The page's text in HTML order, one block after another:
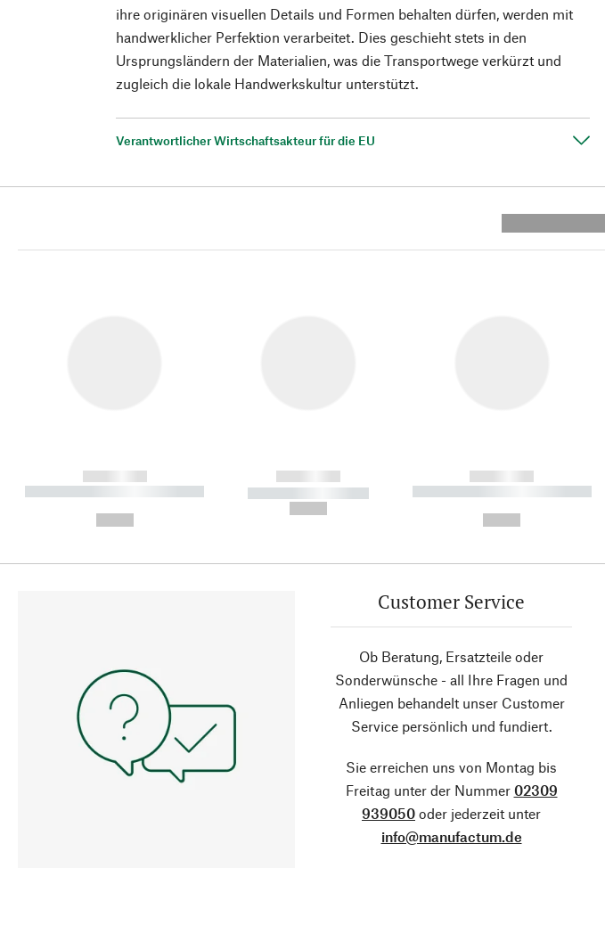
ihre originären visuellen Details und Formen behalten dürfen, werden mit
handwerklicher Perfektion verarbeitet. Dies geschieht stets in den
Ursprungsländern der Materialien, was die Transportwege verkürzt und
zugleich die lokale Handwerkskultur unterstützt.
Verantwortlicher Wirtschaftsakteur für die EU
------------
----------- ----------- ----------
------------
----------- -----------
------------
----------- ----------- ----------
Customer Service
Ob Beratung, Ersatzteile oder
Sonderwünsche - all Ihre Fragen und
Anliegen behandelt unser Customer
Service persönlich und fundiert.
Sie erreichen uns von Montag bis
Freitag unter der Nummer 02309
939050 oder jederzeit unter
info@manufactum.de